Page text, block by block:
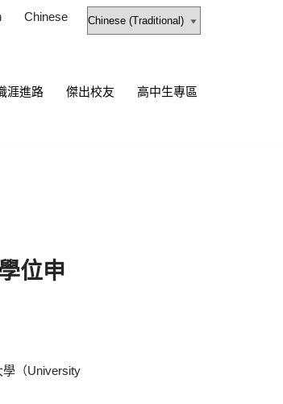
Chinese
涯進路 傑出校友 高中生專區
位申
（University